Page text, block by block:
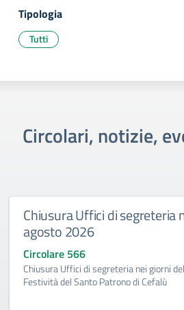
Tipologia
Tutti
Circolari, notizie,
Chiusura Uffici di segreteria
agosto 2026
Circolare 566
Chiusura Uffici di segreteria nei giorni
Festività del Santo Patrono di Cefalù